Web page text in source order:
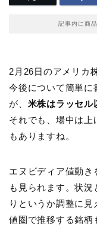
記事内に商
2月26日のアメリカ
今後について簡単に
が、 米株はラッセル
それでも、場中は上
もありますね。
エヌビディア値動き
も見られます。状
りというか調整に
値圏で推移する銘柄